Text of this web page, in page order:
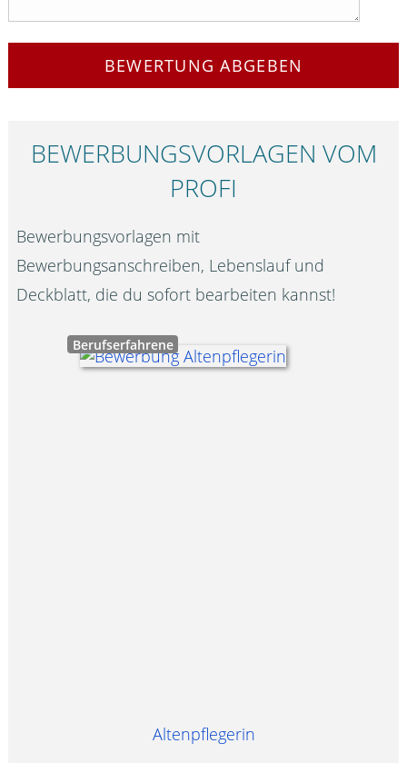
BEWERTUNG ABGEBEN
BEWERBUNGS­VORLAGEN VOM
PROFI
Bewerbungsvorlagen mit
Bewerbungsanschreiben, Lebenslauf und
Deckblatt, die du sofort bearbeiten kannst!
Berufserfahrene
Altenpflegerin